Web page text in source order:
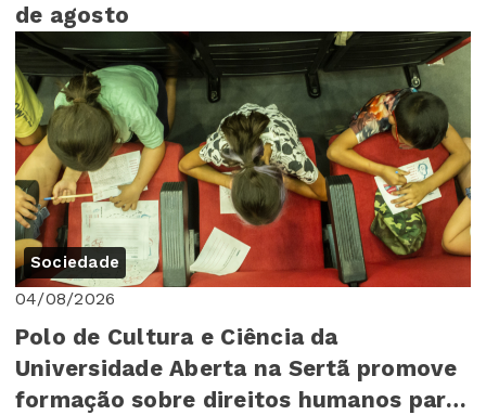
de agosto
Sociedade
04/08/2026
Polo de Cultura e Ciência da
Universidade Aberta na Sertã promove
formação sobre direitos humanos para